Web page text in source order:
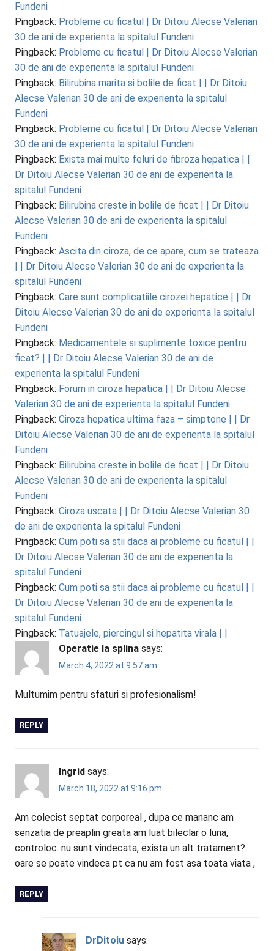
Fundeni
Pingback: Probleme cu ficatul | Dr Ditoiu Alecse Valerian
30 de ani de experienta la spitalul Fundeni
Pingback: Probleme cu ficatul | Dr Ditoiu Alecse Valerian
30 de ani de experienta la spitalul Fundeni
Pingback: Bilirubina marita si bolile de ficat | | Dr Ditoiu
Alecse Valerian 30 de ani de experienta la spitalul
Fundeni
Pingback: Probleme cu ficatul | Dr Ditoiu Alecse Valerian
30 de ani de experienta la spitalul Fundeni
Pingback: Exista mai multe feluri de fibroza hepatica | |
Dr Ditoiu Alecse Valerian 30 de ani de experienta la
spitalul Fundeni
Pingback: Bilirubina creste in bolile de ficat | | Dr Ditoiu
Alecse Valerian 30 de ani de experienta la spitalul
Fundeni
Pingback: Ascita din ciroza, de ce apare, cum se trateaza
| | Dr Ditoiu Alecse Valerian 30 de ani de experienta la
spitalul Fundeni
Pingback: Care sunt complicatiile cirozei hepatice | | Dr
Ditoiu Alecse Valerian 30 de ani de experienta la spitalul
Fundeni
Pingback: Medicamentele si suplimente toxice pentru
ficat? | | Dr Ditoiu Alecse Valerian 30 de ani de
experienta la spitalul Fundeni
Pingback: Forum in ciroza hepatica | | Dr Ditoiu Alecse
Valerian 30 de ani de experienta la spitalul Fundeni
Pingback: Ciroza hepatica ultima faza – simptone | | Dr
Ditoiu Alecse Valerian 30 de ani de experienta la spitalul
Fundeni
Pingback: Bilirubina creste in bolile de ficat | | Dr Ditoiu
Alecse Valerian 30 de ani de experienta la spitalul
Fundeni
Pingback: Ciroza uscata | | Dr Ditoiu Alecse Valerian 30
de ani de experienta la spitalul Fundeni
Pingback: Cum poti sa stii daca ai probleme cu ficatul | |
Dr Ditoiu Alecse Valerian 30 de ani de experienta la
spitalul Fundeni
Pingback: Cum poti sa stii daca ai probleme cu ficatul | |
Dr Ditoiu Alecse Valerian 30 de ani de experienta la
spitalul Fundeni
Pingback: Tatuajele, piercingul si hepatita virala | |
Operatie la splina says:
March 4, 2022 at 9:57 am
Multumim pentru sfaturi si profesionalism!
REPLY
Ingrid says:
March 18, 2022 at 9:16 pm
Am colecist septat corporeal , dupa ce mananc am
senzatia de preaplin greata am luat bileclar o luna,
controloc. nu sunt vindecata, exista un alt tratament?
oare se poate vindeca pt ca nu am fost asa toata viata ,
REPLY
DrDitoiu says: